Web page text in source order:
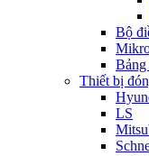
Bộ
Thiết bị
LS